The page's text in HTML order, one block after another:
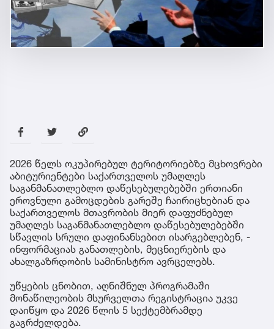
2026 წელს ოკუპირებულ ტერიტორიებზე მცხოვრები
აბიტურიენტები საქართველოს უმაღლეს
საგანმანათლებლო დაწესებულებებში ერთიანი
ეროვნული გამოცდების გარეშე ჩაირიცხებიან და
საქართველოს მთავრობის მიერ დაფუძნებულ
უმაღლეს საგანმანათლებლო დაწესებულებებში
სწავლის სრული დაფინანსებით ისარგებლებენ, -
ინფორმაციას განათლების, მეცნიერების და
ახალგაზრდობის სამინისტრო ავრცელებს.
უწყების ცნობით, აღნიშნულ პროგრამაში
მონაწილეობის მსურველთა რეგისტრაცია უკვე
დაიწყო და 2026 წლის 5 სექტემბრამდე
გაგრძელდება.